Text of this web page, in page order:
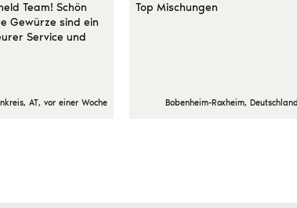
Team! Schön
Gewürze sind ein
Service und
AT, vor einer Woche
Top Mischungen
Bobenheim-Roxheim,